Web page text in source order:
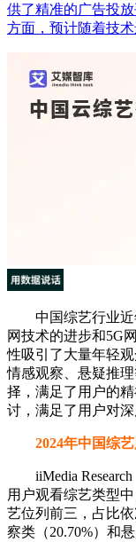
供了精准的广告投
方面，预计随着技
中国综艺行业近
网技术的进步和5G
性吸引了大量年轻
情感观察、悬疑推
择，满足了用户的
讨，满足了用户对深
2024年中国综
iiMedia Research
用户观看综艺类型
艺位列前三，占比依
察类（20.70%）和